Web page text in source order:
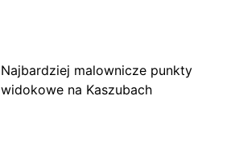
Najbardziej malownicze punkty
widokowe na Kaszubach